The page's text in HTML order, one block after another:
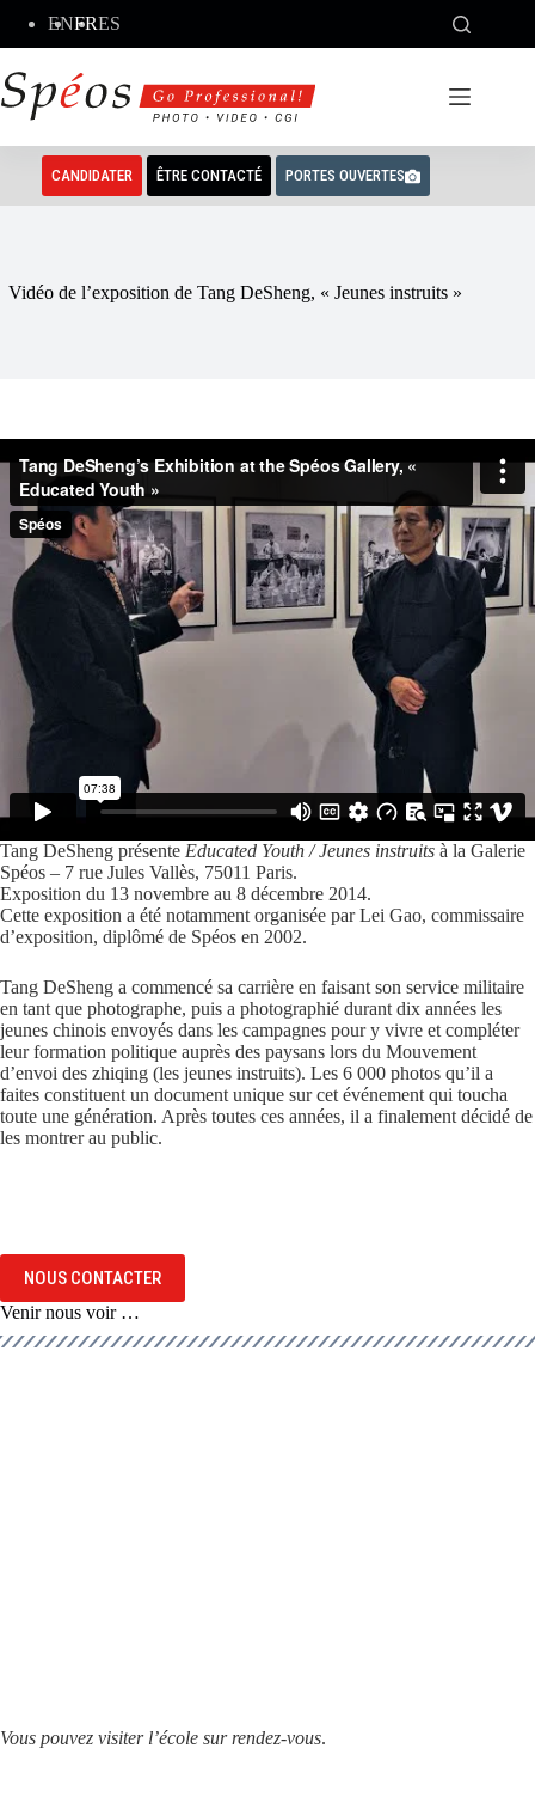
contenu
ENFRES
CANDIDATER ÊTRE CONTACTÉ PORTES OUVERTES
Vidéo de l’exposition de Tang DeSheng, « Jeunes instruits »
Tang DeSheng présente Educated Youth / Jeunes instruits à la Galerie
Spéos – 7 rue Jules Vallès, 75011 Paris.
Exposition du 13 novembre au 8 décembre 2014.
Cette exposition a été notamment organisée par Lei Gao, commissaire
d’exposition, diplômé de Spéos en 2002.
Tang DeSheng a commencé sa carrière en faisant son service militaire
en tant que photographe, puis a photographié durant dix années les
jeunes chinois envoyés dans les campagnes pour y vivre et compléter
leur formation politique auprès des paysans lors du Mouvement
d’envoi des zhiqing (les jeunes instruits). Les 6 000 photos qu’il a
faites constituent un document unique sur cet événement qui toucha
toute une génération. Après toutes ces années, il a finalement décidé de
les montrer au public.
NOUS CONTACTER
Venir nous voir …
Vous pouvez visiter l’école sur rendez-vous.